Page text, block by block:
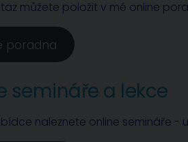
můžete položit v mé online
poradna
semináře a lekce
naleznete online semináře -